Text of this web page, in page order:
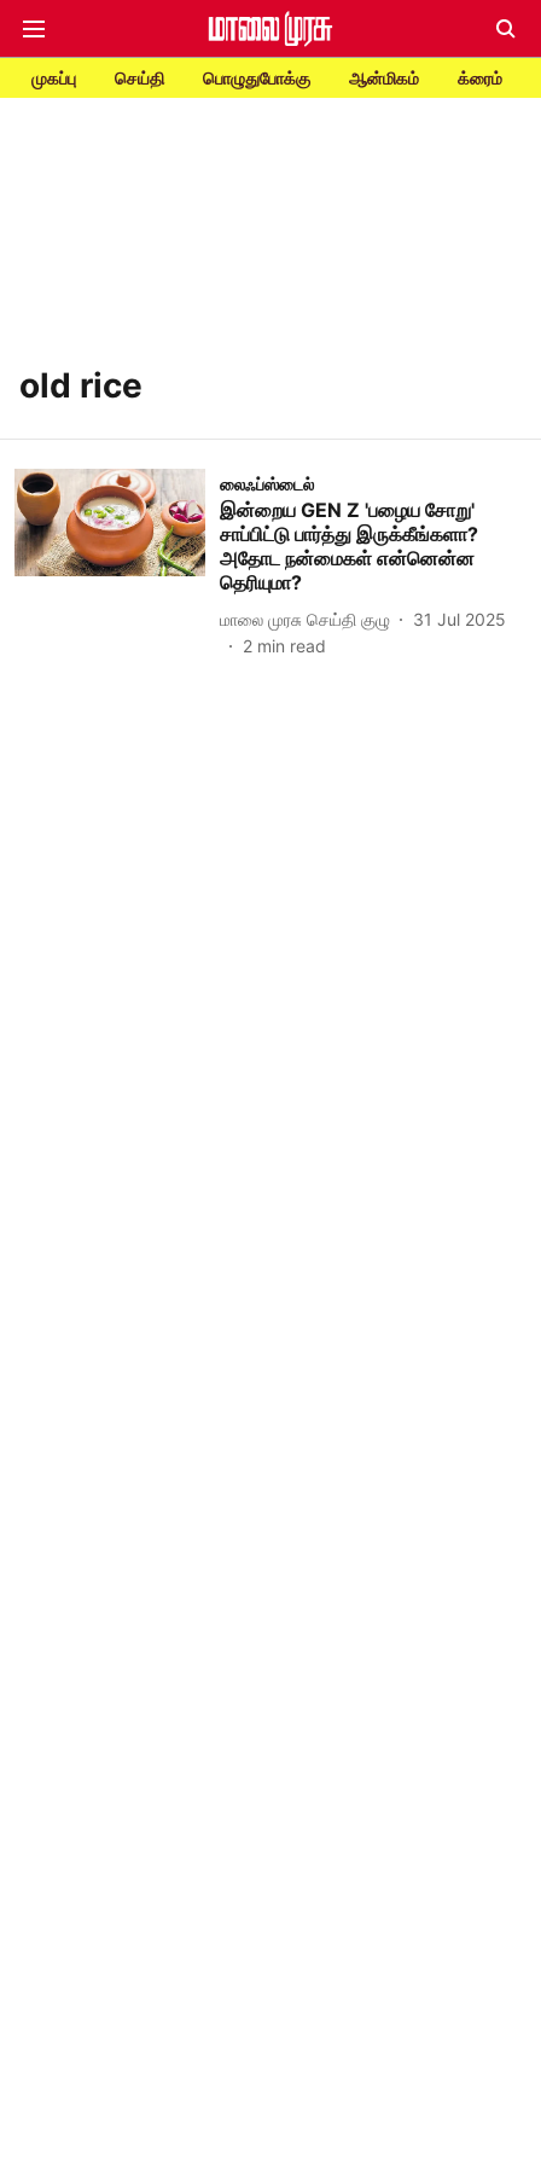
முகப்பு செய்தி பொழுதுபோக்கு ஆன்மிகம் க்ரைம்
old rice
லைஃப்ஸ்டைல்
இன்றைய GEN Z 'பழைய சோறு'
சாப்பிட்டு பார்த்து இருக்கீங்களா?
அதோட நன்மைகள் என்னென்ன
தெரியுமா?
மாலை முரசு செய்தி குழு
31 Jul 2025
2 min read